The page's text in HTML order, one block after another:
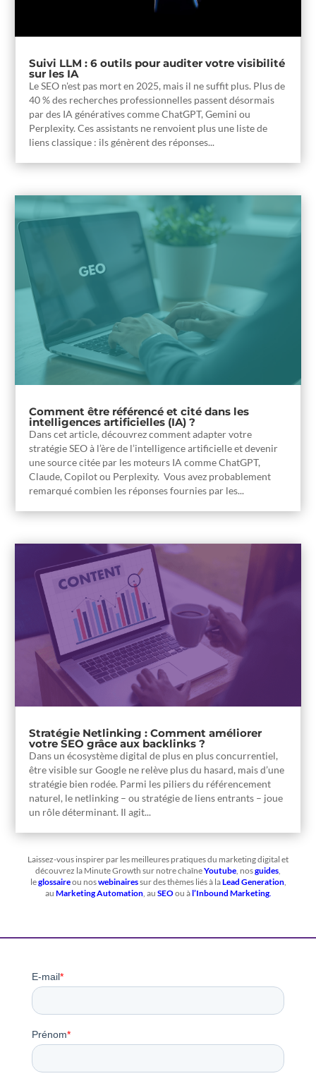
Suivi LLM : 6 outils pour auditer votre visibilité
sur les IA
Le SEO n'est pas mort en 2025, mais il ne suffit plus. Plus de
40 % des recherches professionnelles passent désormais
par des IA génératives comme ChatGPT, Gemini ou
Perplexity. Ces assistants ne renvoient plus une liste de
liens classique : ils génèrent des réponses...
Comment être référencé et cité dans les
intelligences artificielles (IA) ?
Dans cet article, découvrez comment adapter votre
stratégie SEO à l’ère de l’intelligence artificielle et devenir
une source citée par les moteurs IA comme ChatGPT,
Claude, Copilot ou Perplexity. Vous avez probablement
remarqué combien les réponses fournies par les...
Stratégie Netlinking : Comment améliorer
votre SEO grâce aux backlinks ?
Dans un écosystème digital de plus en plus concurrentiel,
être visible sur Google ne relève plus du hasard, mais d’une
stratégie bien rodée. Parmi les piliers du référencement
naturel, le netlinking – ou stratégie de liens entrants – joue
un rôle déterminant. Il agit...
Laissez-vous inspirer par les meilleures pratiques du marketing digital et
découvrez la Minute Growth sur notre chaîneYoutube , nosguides
leglossaireou noswebinairessur des thèmes liés à laLead Generation,
au Marketing Automation, au SEOou àl’Inbound Marketing.